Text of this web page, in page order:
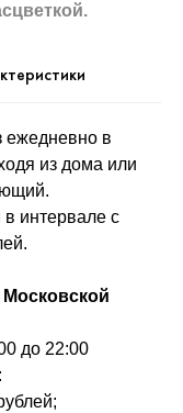
ежедневно в
из дома или
интервале с
до 22:00